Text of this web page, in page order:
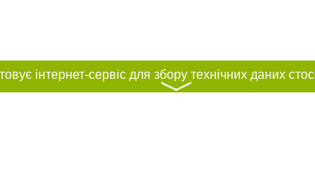
〉